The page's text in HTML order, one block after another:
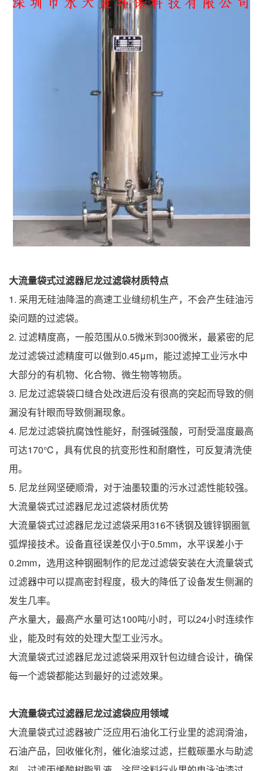
大流量袋式过滤器尼龙过滤袋材质特点
1. 采用无硅油降温的高速工业缝纫机生产，不会产生硅油污
染问题的过滤袋。
2. 过滤精度高，一般范围从0.5微米到300微米，最紧密的尼
龙过滤袋过滤精度可以做到0.45μm，能过滤掉工业污水中
大部分的有机物、化合物、微生物等物质。
3. 尼龙过滤袋袋口缝合处改进后没有很高的突起而导致的侧
漏没有针眼而导致侧漏现象。
4. 尼龙过滤袋抗腐蚀性能好，耐强碱强酸，可耐受温度最高
可达170℃，具有优良的抗变形性和耐磨性，可反复清洗使
用。
5. 尼龙丝网坚硬顺滑，对于油墨较重的污水过滤性能较强。
大流量袋式过滤器尼龙过滤袋材质优势
大流量袋式过滤器尼龙过滤袋采用316不锈钢及镀锌钢圈氩
弧焊接技术。设备直径误差仅小于0.5mm，水平误差小于
0.2mm，选用这种钢圈制作的尼龙过滤袋安装在大流量袋式
过滤器中可以提高密封程度，极大的降低了设备发生侧漏的
发生几率。
产水量大，最高产水量可达100吨/小时，可以24小时连续作
业，能及时有效的处理大型工业污水。
大流量袋式过滤器尼龙过滤袋采用双针包边缝合设计，确保
每一个滤袋都能达到最好的过滤效果。
大流量袋式过滤器尼龙过滤袋应用领域
大流量袋式过滤器被广泛应用石油化工行业里的滤润滑油，
石油产品，回收催化剂，催化油浆过滤，拦截碳墨水与助滤